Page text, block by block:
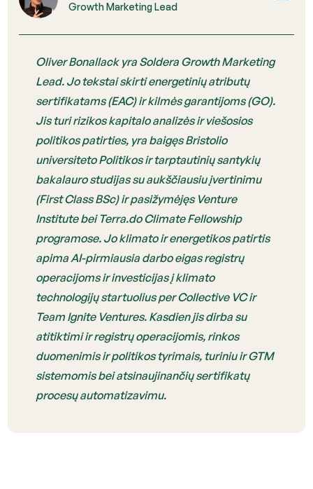
Growth Marketing Lead
Oliver Bonallack yra Soldera Growth Marketing
Lead. Jo tekstai skirti energetinių atributų
sertifikatams (EAC) ir kilmės garantijoms (GO).
Jis turi rizikos kapitalo analizės ir viešosios
politikos patirties, yra baigęs Bristolio
universiteto Politikos ir tarptautinių santykių
bakalauro studijas su aukščiausiu įvertinimu
(First Class BSc) ir pasižymėjęs Venture
Institute bei Terra.do Climate Fellowship
programose. Jo klimato ir energetikos patirtis
apima AI-pirmiausia darbo eigas registrų
operacijoms ir investicijas į klimato
technologijų startuolius per Collective VC ir
Team Ignite Ventures. Kasdien jis dirba su
atitiktimi ir registrų operacijomis, rinkos
duomenimis ir politikos tyrimais, turiniu ir GTM
sistemomis bei atsinaujinančių sertifikatų
procesų automatizavimu.